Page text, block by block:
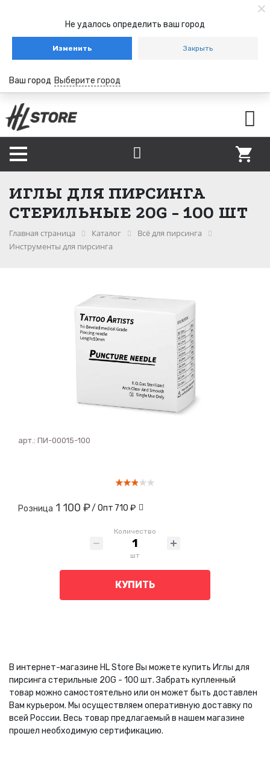
Не удалось определить ваш город
Изменить Закрыть
Ваш город Выберите город
ИГЛЫ ДЛЯ ПИРСИНГА
СТЕРИЛЬНЫЕ 20G - 100 ШТ
Главная страница Каталог
Всё для пирсинга
Инструменты для пирсинга
арт.: ПИ-00015-100
Розница 1 100 ₽/ Опт 710 ₽
Количество
шт
КУПИТЬ
В интернет-магазине HL Store Вы можете купить Иглы для
пирсинга стерильные 20G - 100 шт. Забрать купленный
товар можно самостоятельно или он может быть доставлен
Вам курьером. Мы осуществляем оперативную доставку по
всей России. Весь товар предлагаемый в нашем магазине
прошел необходимую сертификацию.